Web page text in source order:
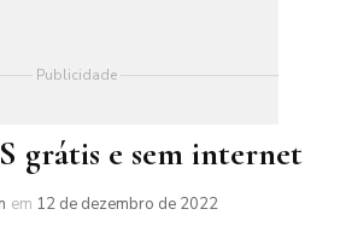
Publicidade
grátis e sem internet
em 12 de dezembro de 2022